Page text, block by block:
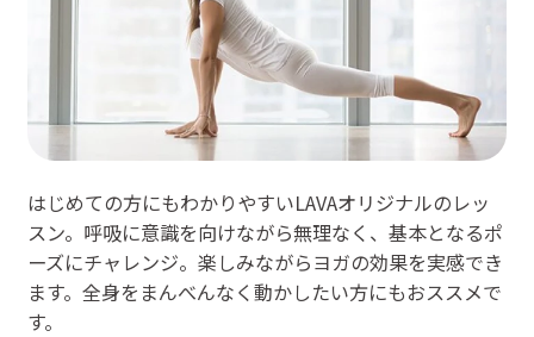
はじめての方にもわかりやすいLAVAオリジナルのレッ
スン。呼吸に意識を向けながら無理なく、基本となるポ
ーズにチャレンジ。楽しみながらヨガの効果を実感でき
ます。全身をまんべんなく動かしたい方にもおススメで
す。